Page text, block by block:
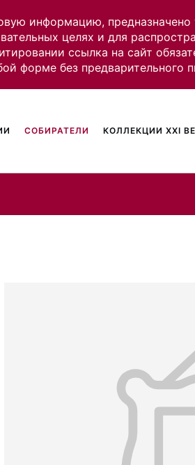
информацию, предназначено
целях и для
ссылка на сайт
форме без предварительного
СОБИРАТЕЛИ КОЛЛЕКЦИИ XXI